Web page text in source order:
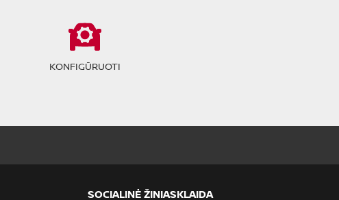
KONFIGŪRUOTI
SOCIALINĖ ŽINIASKLAIDA